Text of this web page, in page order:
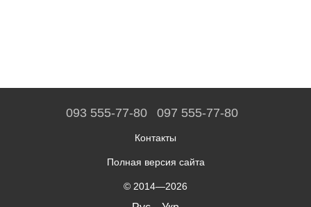
093 555-77-80 097 555-77-80
Контакты
Полная версия сайта
© 2014—2026